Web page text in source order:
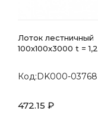
Лоток лестничный
100х100x3000 t =
Код:DK000-03768
472.15 ₽